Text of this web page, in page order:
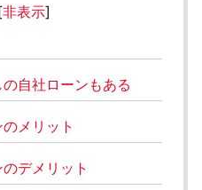
非表示]
自社ローンもある
メリット
デメリット